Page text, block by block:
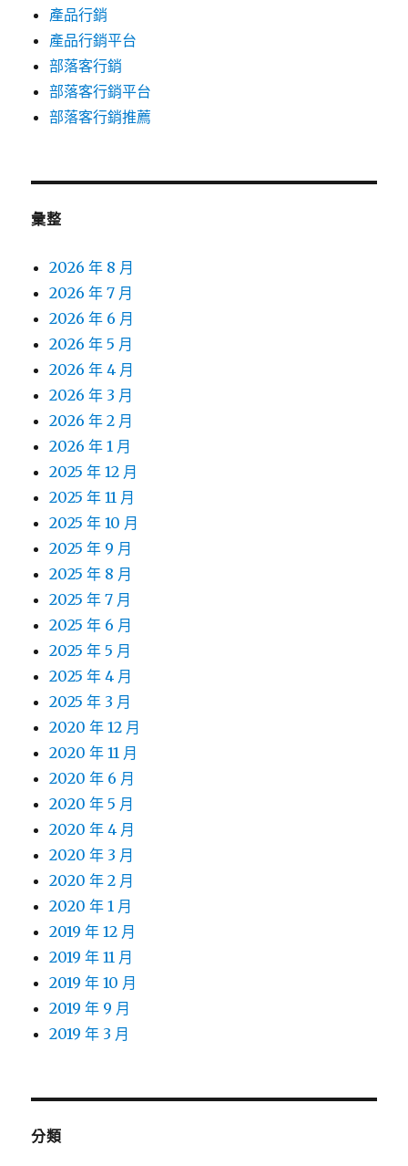
產品行銷
產品行銷平台
部落客行銷
部落客行銷平台
部落客行銷推薦
彙整
2026 年 8 月
2026 年 7 月
2026 年 6 月
2026 年 5 月
2026 年 4 月
2026 年 3 月
2026 年 2 月
2026 年 1 月
2025 年 12 月
2025 年 11 月
2025 年 10 月
2025 年 9 月
2025 年 8 月
2025 年 7 月
2025 年 6 月
2025 年 5 月
2025 年 4 月
2025 年 3 月
2020 年 12 月
2020 年 11 月
2020 年 6 月
2020 年 5 月
2020 年 4 月
2020 年 3 月
2020 年 2 月
2020 年 1 月
2019 年 12 月
2019 年 11 月
2019 年 10 月
2019 年 9 月
2019 年 3 月
分類